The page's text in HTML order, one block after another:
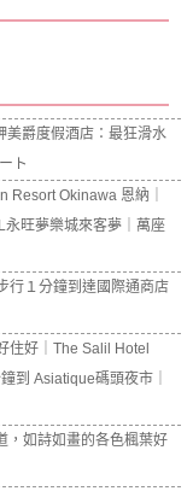
美爵度假酒店：最狂滑水
ト
Resort Okinawa 恩納｜
旺夢樂城來客夢｜萬座
行１分鐘到達國際通商店
住好｜The Salil Hotel
到 Asiatique碼頭夜市｜
，如詩如畫的各色楓葉好